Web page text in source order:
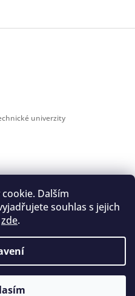
Dalším
souhlas s jejich
zde.
Adresa: Husova
univerzity
Technická univerzita v Liberci -